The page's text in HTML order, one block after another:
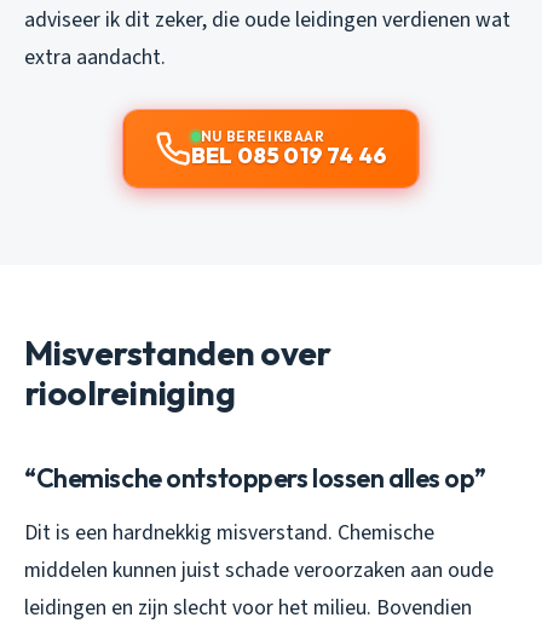
adviseer ik dit zeker, die oude leidingen verdienen wat
extra aandacht.
NU BEREIKBAAR
BEL 085 019 74 46
Misverstanden over
rioolreiniging
“Chemische ontstoppers lossen alles op”
Dit is een hardnekkig misverstand. Chemische
middelen kunnen juist schade veroorzaken aan oude
leidingen en zijn slecht voor het milieu. Bovendien